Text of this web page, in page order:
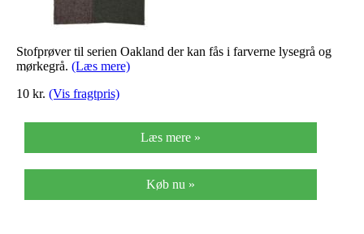
Stofprøver til serien Oakland der kan fås i farverne lysegrå og
mørkegrå. (Læs mere)
10 kr. (Vis fragtpris)
Læs mere »
Køb nu »